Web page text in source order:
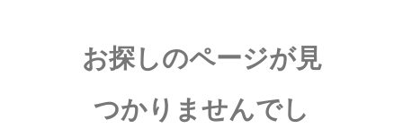
お探しのページが見
つかりませんでし